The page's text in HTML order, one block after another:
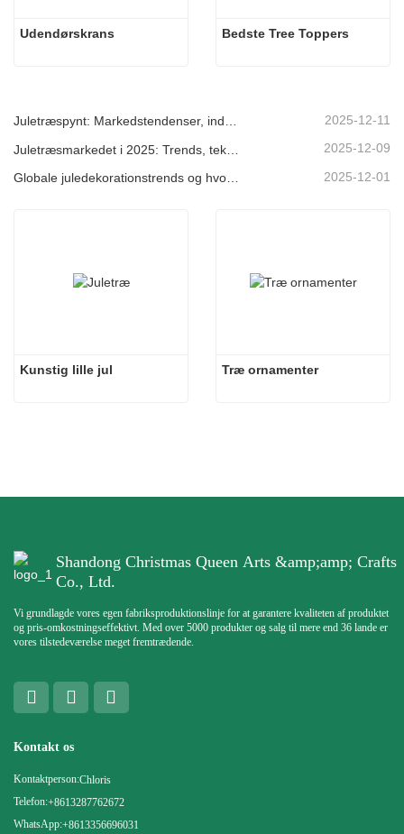
Udendørskrans Bedste Tree Toppers
Juletræspynt: Markedstendenser, indsigt i forsyningskæden og indkøbsguide 2025 2025-12-11
2025-12-09
2025-12-01
Kunstig lille jul Træ ornamenter
Shandong Christmas Queen Arts &amp;amp; Crafts
Co., Ltd.
Vi grundlagde vores egen fabriksproduktionslinje for at garantere kvaliteten af ​​produktet
og pris-omkostningseffektivt. Med over 5000 produkter og salg til mere end 36 lande er
vores tilstedeværelse meget fremtrædende.
Kontakt os
Kontaktperson:Chloris
Telefon:+8613287762672
WhatsApp:+8613356696031